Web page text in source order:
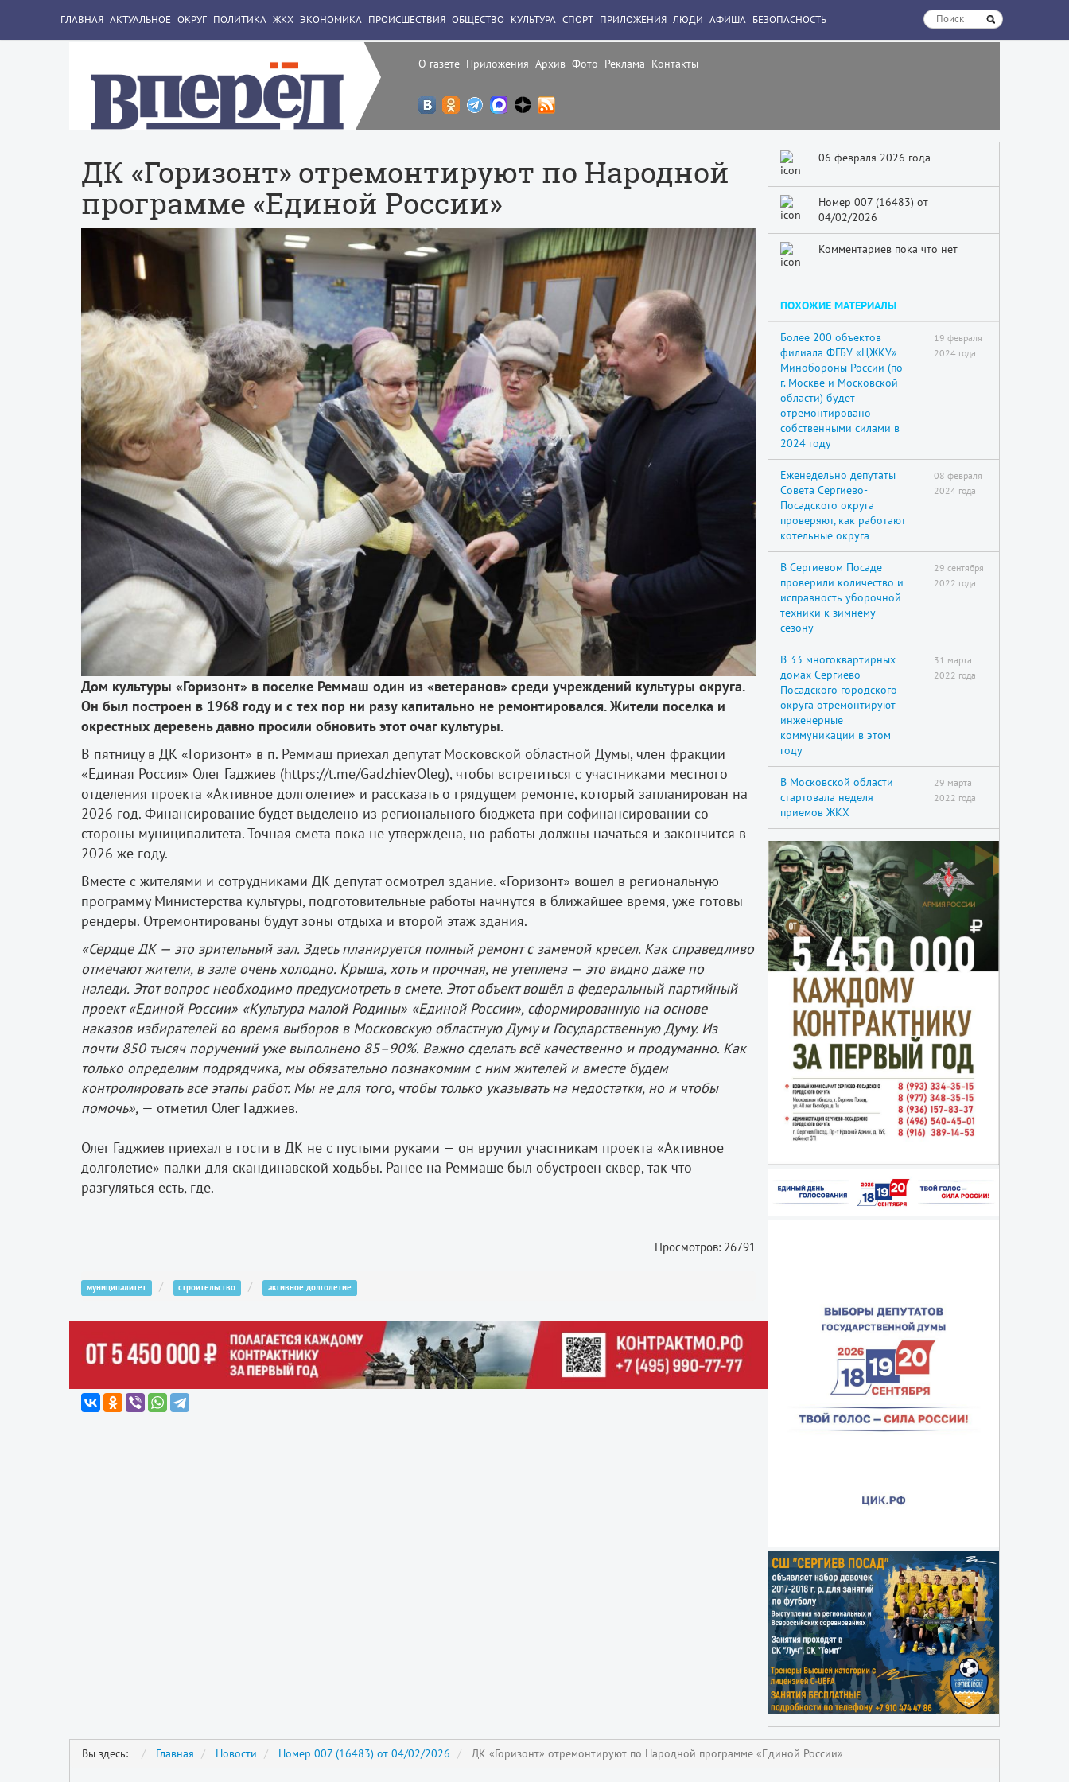
О газете Приложения Архив Фото Реклама Контакты
ГЛАВНАЯ АКТУАЛЬНОЕ ОКРУГ ПОЛИТИКА ЖКХ ЭКОНОМИКА ПРОИСШЕСТВИЯ ОБЩЕСТВО КУЛЬТУРА СПОРТ ПРИЛОЖЕНИЯ ЛЮДИ АФИША БЕЗОПАСНОСТЬ
ДК «Горизонт» отремонтируют по Народной
программе «Единой России»
Дом культуры «Горизонт» в поселке Реммаш один из «ветеранов» среди учреждений культуры округа.
Он был построен в 1968 году и с тех пор ни разу капитально не ремонтировался. Жители поселка и
окрестных деревень давно просили обновить этот очаг культуры.
В пятницу в ДК «Горизонт» в п. Реммаш приехал депутат Московской областной Думы, член фракции
«Единая Россия» Олег Гаджиев (https://t.me/GadzhievOleg), чтобы встретиться с участниками местного
отделения проекта «Активное долголетие» и рассказать о грядущем ремонте, который запланирован на
2026 год. Финансирование будет выделено из регионального бюджета при софинансировании со
стороны муниципалитета. Точная смета пока не утверждена, но работы должны начаться и закончится в
2026 же году.
Вместе с жителями и сотрудниками ДК депутат осмотрел здание. «Горизонт» вошёл в региональную
программу Министерства культуры, подготовительные работы начнутся в ближайшее время, уже готовы
рендеры. Отремонтированы будут зоны отдыха и второй этаж здания.
«Сердце ДК — это зрительный зал. Здесь планируется полный ремонт с заменой кресел. Как справедливо
отмечают жители, в зале очень холодно. Крыша, хоть и прочная, не утеплена — это видно даже по
наледи. Этот вопрос необходимо предусмотреть в смете. Этот объект вошёл в федеральный партийный
проект «Единой России» «Культура малой Родины» «Единой России», сформированную на основе
наказов избирателей во время выборов в Московскую областную Думу и Государственную Думу. Из
почти 850 тысяч поручений уже выполнено 85–90%. Важно сделать всё качественно и продуманно. Как
только определим подрядчика, мы обязательно познакомим с ним жителей и вместе будем
контролировать все этапы работ. Мы не для того, чтобы только указывать на недостатки, но и чтобы
помочь», — отметил Олег Гаджиев.
Олег Гаджиев приехал в гости в ДК не с пустыми руками — он вручил участникам проекта «Активное
долголетие» палки для скандинавской ходьбы. Ранее на Реммаше был обустроен сквер, так что
разгуляться есть, где.
Просмотров: 26791
муниципалитет строительство активное долголетие
06 февраля 2026 года
Номер 007 (16483) от
04/02/2026
Комментариев пока что нет
ПОХОЖИЕ МАТЕРИАЛЫ
Более 200 объектов
филиала ФГБУ «ЦЖКУ»
Минобороны России (по
г. Москве и Московской
области) будет
отремонтировано
собственными силами в
2024 году
19 февраля
2024 года
Еженедельно депутаты
Совета Сергиево-
Посадского округа
проверяют, как работают
котельные округа
08 февраля
2024 года
В Сергиевом Посаде
проверили количество и
исправность уборочной
техники к зимнему
сезону
29 сентября
2022 года
В 33 многоквартирных
домах Сергиево-
Посадского городского
округа отремонтируют
инженерные
коммуникации в этом
году
31 марта
2022 года
В Московской области
стартовала неделя
приемов ЖКХ
29 марта
2022 года
Вы здесь: Главная Новости Номер 007 (16483) от 04/02/2026 ДК «Горизонт» отремонтируют по Народной программе «Единой России»